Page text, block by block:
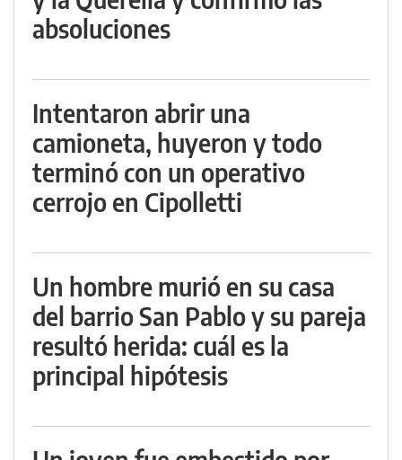
absoluciones
Intentaron abrir una
camioneta, huyeron y todo
terminó con un operativo
cerrojo en Cipolletti
Un hombre murió en su casa
del barrio San Pablo y su pareja
resultó herida: cuál es la
principal hipótesis